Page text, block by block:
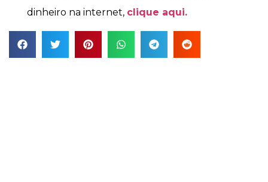
dinheiro na internet, clique aqui.